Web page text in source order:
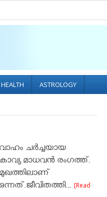
HEALTH ASTROLOGY
ചര്‍ച്ചയായ
മാധവന്‍ രംഗത്ത്.
[Read